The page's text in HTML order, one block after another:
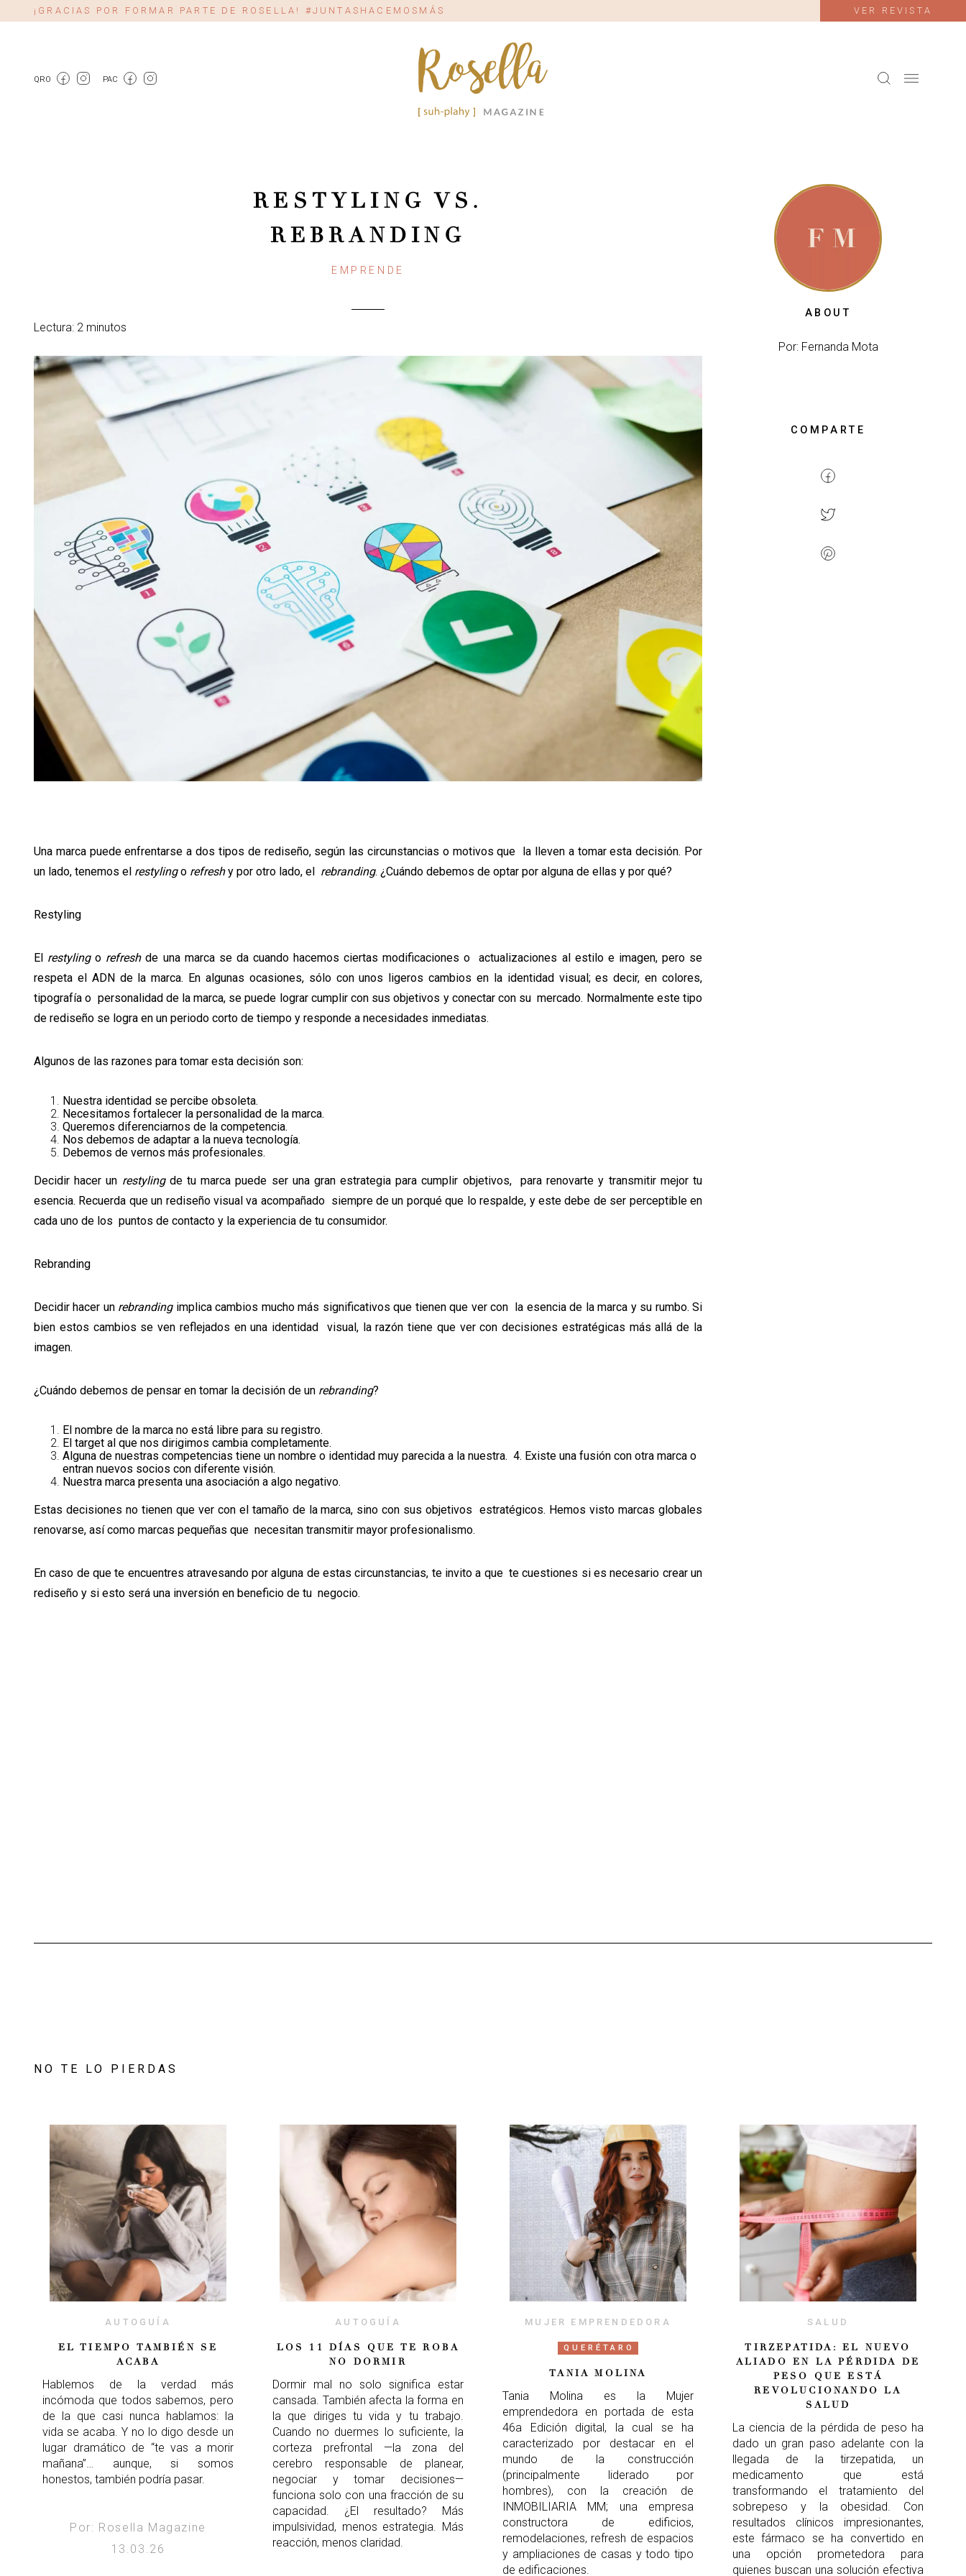
¡GRACIAS POR FORMAR PARTE DE ROSELLA! #JUNTASHACEMOSMÁS VER REVISTA
QRO PAC
RESTYLING VS.
REBRANDING
EMPRENDE
Lectura: 2 minutos
Una marca puede enfrentarse a dos tipos de rediseño, según las circunstancias o motivos que la lleven a tomar esta decisión. Por
un lado, tenemos el restylingo refreshy por otro lado, el rebranding. ¿Cuándo debemos de optar por alguna de ellas y por qué?
Restyling
El restylingo refreshde una marca se da cuando hacemos ciertas modificaciones o actualizaciones al estilo e imagen, pero se
respeta el ADN de la marca. En algunas ocasiones, sólo con unos ligeros cambios en la identidad visual; es decir, en colores,
tipografía o personalidad de la marca, se puede lograr cumplir con sus objetivos y conectar con su mercado. Normalmente este tipo
de rediseño se logra en un periodo corto de tiempo y responde a necesidades inmediatas.
Algunos de las razones para tomar esta decisión son:
Nuestra identidad se percibe obsoleta.
Necesitamos fortalecer la personalidad de la marca.
Queremos diferenciarnos de la competencia.
Nos debemos de adaptar a la nueva tecnología.
Debemos de vernos más profesionales.
Decidir hacer un restyling de tu marca puede ser una gran estrategia para cumplir objetivos, para renovarte y transmitir mejor tu
esencia. Recuerda que un rediseño visual va acompañado siempre de un porqué que lo respalde, y este debe de ser perceptible en
cada uno de los puntos de contacto y la experiencia de tu consumidor.
Rebranding
Decidir hacer un rebranding implica cambios mucho más significativos que tienen que ver con la esencia de la marca y su rumbo. Si
bien estos cambios se ven reflejados en una identidad visual, la razón tiene que ver con decisiones estratégicas más allá de la
imagen.
¿Cuándo debemos de pensar en tomar la decisión de un rebranding?
El nombre de la marca no está libre para su registro.
El target al que nos dirigimos cambia completamente.
Alguna de nuestras competencias tiene un nombre o identidad muy parecida a la nuestra. 4. Existe una fusión con otra marca o
entran nuevos socios con diferente visión.
Nuestra marca presenta una asociación a algo negativo.
Estas decisiones no tienen que ver con el tamaño de la marca, sino con sus objetivos estratégicos. Hemos visto marcas globales
renovarse, así como marcas pequeñas que necesitan transmitir mayor profesionalismo.
En caso de que te encuentres atravesando por alguna de estas circunstancias, te invito a que te cuestiones si es necesario crear un
rediseño y si esto será una inversión en beneficio de tu negocio.
ABOUT
Por: Fernanda Mota
COMPARTE
NO TE LO PIERDAS
AUTOGUÍA
EL TIEMPO TAMBIÉN SE
ACABA
Hablemos de la verdad más
incómoda que todos sabemos, pero
de la que casi nunca hablamos: la
vida se acaba. Y no lo digo desde un
lugar dramático de “te vas a morir
mañana”… aunque, si somos
honestos, también podría pasar.
Por: Rosella Magazine
13.03.26
AUTOGUÍA
LOS 11 DÍAS QUE TE ROBA
NO DORMIR
Dormir mal no solo significa estar
cansada. También afecta la forma en
la que diriges tu vida y tu trabajo.
Cuando no duermes lo suficiente, la
corteza prefrontal —la zona del
cerebro responsable de planear,
negociar y tomar decisiones—
funciona solo con una fracción de su
capacidad. ¿El resultado? Más
impulsividad, menos estrategia. Más
reacción, menos claridad.
MUJER EMPRENDEDORA
QUERÉTARO
TANIA MOLINA
Tania Molina es la Mujer
emprendedora en portada de esta
46a Edición digital, la cual se ha
caracterizado por destacar en el
mundo de la construcción
(principalmente liderado por
hombres), con la creación de
INMOBILIARIA MM; una empresa
constructora de edificios,
remodelaciones, refresh de espacios
y ampliaciones de casas y todo tipo
de edificaciones.
SALUD
TIRZEPATIDA: EL NUEVO
ALIADO EN LA PÉRDIDA DE
PESO QUE ESTÁ
REVOLUCIONANDO LA
SALUD
La ciencia de la pérdida de peso ha
dado un gran paso adelante con la
llegada de la tirzepatida, un
medicamento que está
transformando el tratamiento del
sobrepeso y la obesidad. Con
resultados clínicos impresionantes,
este fármaco se ha convertido en
una opción prometedora para
quienes buscan una solución efectiva